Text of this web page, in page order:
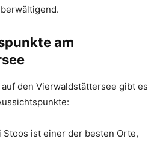
am
auf den Vierwaldstättersee gibt es
Stoos ist einer der besten Orte,